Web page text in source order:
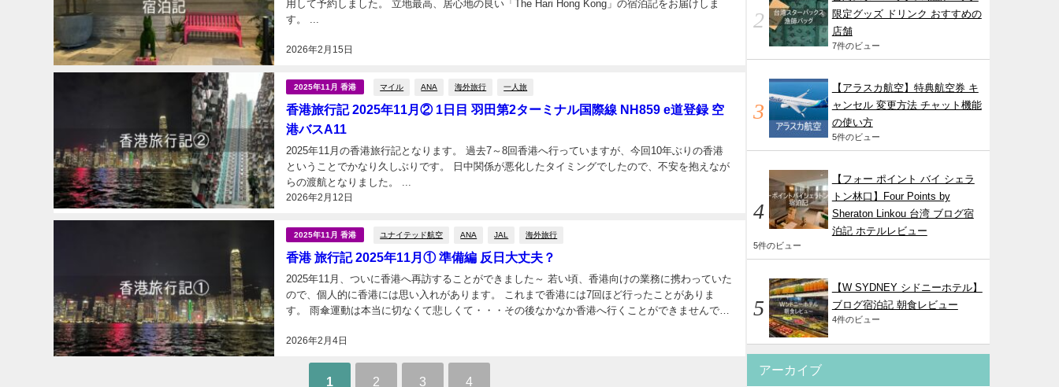
2026年2月15日
用して予約しました。 立地最高、居心地の良い「The Hari Hong Kong」の宿泊記をお届けしま
す。 ...
2025年11月 香港 マイル ANA 海外旅行 一人旅
香港旅行記 2025年11月② 1日目 羽田第2ターミナル国際線 NH859 e道登録 空
港バスA11
2026年2月12日
2025年11月の香港旅行記となります。 過去7～8回香港へ行っていますが、今回10年ぶりの香港
ということでかなり久しぶりです。 日中関係が悪化したタイミングでしたので、不安を抱えなが
2025年11月 香港 ユナイテッド航空 ANA JAL 海外旅行
香港 旅行記 2025年11月① 準備編 反日大丈夫？
2026年2月4日
2025年11月、ついに香港へ再訪することができました～ 若い頃、香港向けの業務に携わっていた
ので、個人的に香港には思い入れがあります。 これまで香港には7回ほど行ったことがありま
す。 雨傘運動は本当に切なくて悲しくて・・・その後なかなか香港へ行くことができませんでし
1 2 3 4
限定グッズ ドリンク おすすめの
店舗
7件のビュー
【アラスカ航空】特典航空券 キ
ャンセル 変更方法 チャット機能
の使い方
5件のビュー
【フォー ポイント バイ シェラ
トン林口】Four Points by
Sheraton Linkou 台湾 ブログ宿
泊記 ホテルレビュー
5件のビュー
【W SYDNEY シドニーホテル】
ブログ宿泊記 朝食レビュー
4件のビュー
アーカイブ